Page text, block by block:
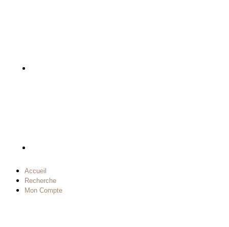
Accueil
Recherche
Mon Compte